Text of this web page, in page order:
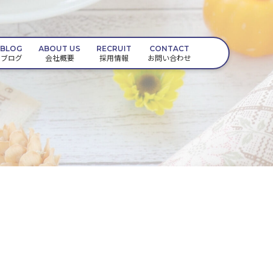
ブログ
BLOG
会社概要
ABOUT US
採用情報
RECRUIT
お問い合わせ
CONTACT